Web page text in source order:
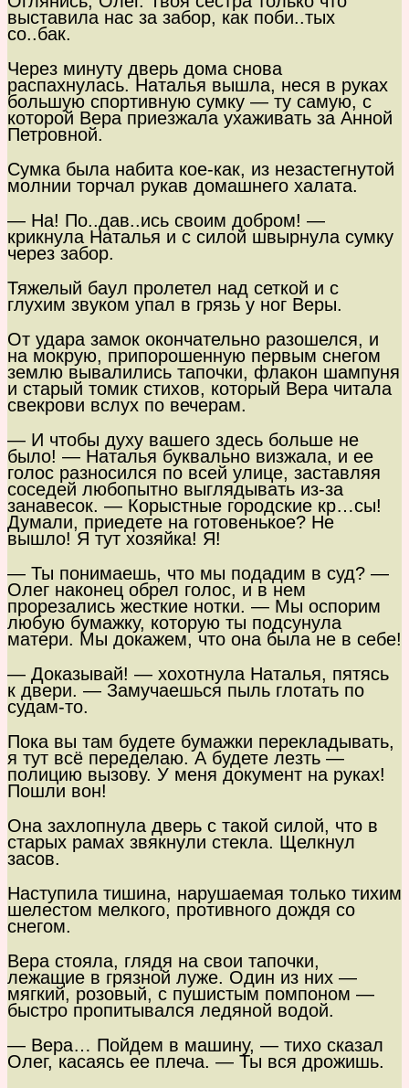
выставила нас за забор, как поби..тых
со..бак.
Через минуту дверь дома снова
распахнулась. Наталья вышла, неся в руках
большую спортивную сумку — ту самую, с
которой Вера приезжала ухаживать за Анной
Петровной.
Сумка была набита кое-как, из незастегнутой
молнии торчал рукав домашнего халата.
— На! По..дав..ись своим добром! —
крикнула Наталья и с силой швырнула сумку
через забор.
Тяжелый баул пролетел над сеткой и с
глухим звуком упал в грязь у ног Веры.
От удара замок окончательно разошелся, и
на мокрую, припорошенную первым снегом
землю вывалились тапочки, флакон шампуня
и старый томик стихов, который Вера читала
свекрови вслух по вечерам.
— И чтобы духу вашего здесь больше не
было! — Наталья буквально визжала, и ее
голос разносился по всей улице, заставляя
соседей любопытно выглядывать из-за
занавесок. — Корыстные городские кр…сы!
Думали, приедете на готовенькое? Не
вышло! Я тут хозяйка! Я!
— Ты понимаешь, что мы подадим в суд? —
Олег наконец обрел голос, и в нем
прорезались жесткие нотки. — Мы оспорим
любую бумажку, которую ты подсунула
матери. Мы докажем, что она была не в себе!
— Доказывай! — хохотнула Наталья, пятясь
к двери. — Замучаешься пыль глотать по
судам-то.
Пока вы там будете бумажки перекладывать,
я тут всё переделаю. А будете лезть —
полицию вызову. У меня документ на руках!
Пошли вон!
Она захлопнула дверь с такой силой, что в
старых рамах звякнули стекла. Щелкнул
засов.
Наступила тишина, нарушаемая только тихим
шелестом мелкого, противного дождя со
снегом.
Вера стояла, глядя на свои тапочки,
лежащие в грязной луже. Один из них —
мягкий, розовый, с пушистым помпоном —
быстро пропитывался ледяной водой.
— Вера… Пойдем в машину, — тихо сказал
Олег, касаясь ее плеча. — Ты вся дрожишь.